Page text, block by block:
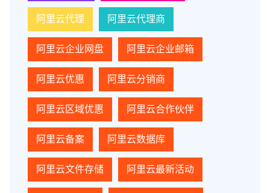
阿里云代理 阿里云代理商
阿里云企业网盘 阿里云企业邮箱
阿里云优惠 阿里云分销商
阿里云区域优惠 阿里云合作伙伴
阿里云备案 阿里云数据库
阿里云文件存储 阿里云最新活动